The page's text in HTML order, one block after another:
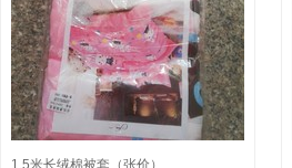
1.5米长绒棉被套（张价）